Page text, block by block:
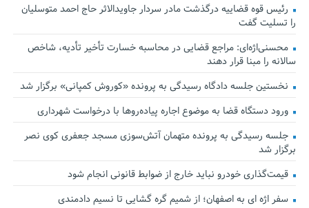
رئیس قوه قضاییه درگذشت مادر سردار جاویدالاثر حاج احمد متوسلیان
را تسلیت گفت
محسنی‌اژه‌ای: مراجع قضایی در محاسبه خسارت تأخیر تأدیه، شاخص
سالانه را مبنا قرار دهند
نخستین جلسه دادگاه رسیدگی به پرونده «کوروش کمپانی» برگزار شد
ورود دستگاه قضا به موضوع اجاره پیاده‌روها با درخواست شهرداری
جلسه رسیدگی به پرونده متهمان آتش‌سوزی مسجد جعفری کوی نصر
برگزار شد
قیمت‌گذاری خودرو نباید خارج از ضوابط قانونی انجام شود
سفر اژه ای به اصفهان؛ از شمیم گره گشایی تا نسیم دادمندی